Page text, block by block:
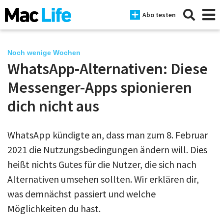
Abo testen
News
iPhone
iPad
Tests
Tipps
Magazine
Noch wenige Wochen
WhatsApp-Alternativen: Diese
Messenger-Apps spionieren
dich nicht aus
WhatsApp kündigte an, dass man zum 8. Februar
2021 die Nutzungsbedingungen ändern will. Dies
heißt nichts Gutes für die Nutzer, die sich nach
Alternativen umsehen sollten. Wir erklären dir,
was demnächst passiert und welche
Möglichkeiten du hast.